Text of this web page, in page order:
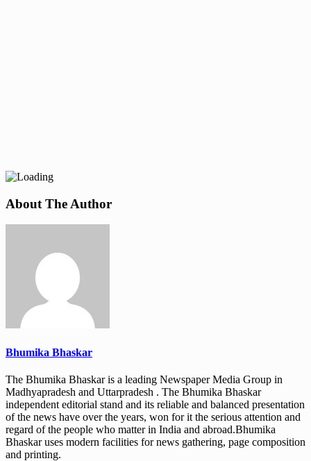
About The Author
Bhumika Bhaskar
The Bhumika Bhaskar is a leading Newspaper Media Group in
Madhyapradesh and Uttarpradesh . The Bhumika Bhaskar
independent editorial stand and its reliable and balanced presentation
of the news have over the years, won for it the serious attention and
regard of the people who matter in India and abroad.Bhumika
Bhaskar uses modern facilities for news gathering, page composition
and printing.